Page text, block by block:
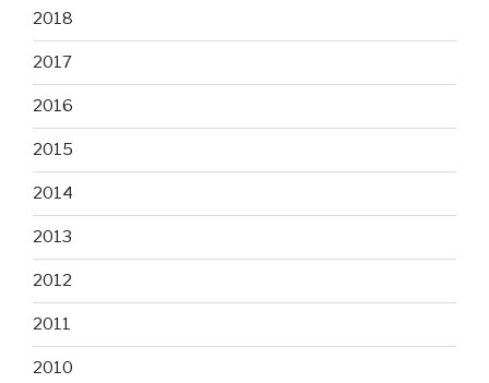
2018
2017
2016
2015
2014
2013
2012
2011
2010